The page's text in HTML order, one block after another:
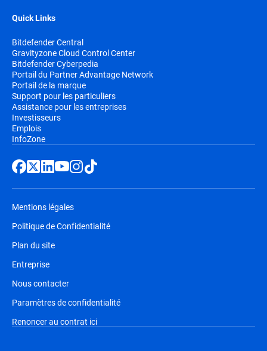
Quick Links
Bitdefender Central
Gravityzone Cloud Control Center
Bitdefender Cyberpedia
Portail du Partner Advantage Network
Portail de la marque
Support pour les particuliers
Assistance pour les entreprises
Investisseurs
Emplois
InfoZone
Mentions légales
Politique de Confidentialité
Plan du site
Entreprise
Nous contacter
Paramètres de confidentialité
Renoncer au contrat ici